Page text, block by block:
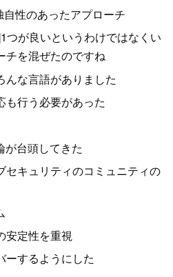
自性のあったアプローチ
つが良いというわけではなくい
チを混ぜたのですね
んな言語がありました
も行う必要があった
が台頭してきた
セキュリティのコミュニティの
安定性を重視
ーするようにした